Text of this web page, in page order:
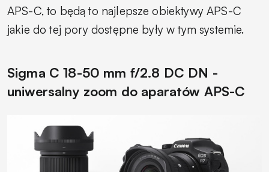
APS-C, to będą to najlepsze obiektywy APS-C
jakie do tej pory dostępne były w tym systemie.
Sigma C 18-50 mm f/2.8 DC DN -
uniwersalny zoom do aparatów APS-C